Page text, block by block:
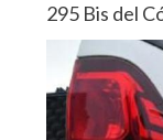
295 Bis del